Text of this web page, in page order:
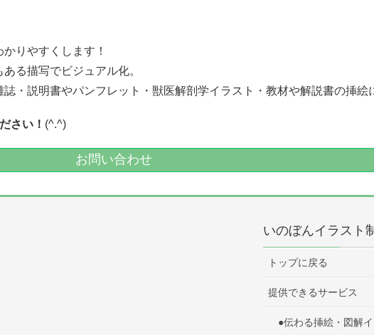
かりやすくします！
ある描写でビジュアル化。
・説明書やパンフレット・獣医解剖学イラスト・教材や解説書の挿絵
さい！ (^.^)
お問い合わせ
いのぼんイラスト
トップに戻る
提供できるサービス
●伝わる挿絵・図解